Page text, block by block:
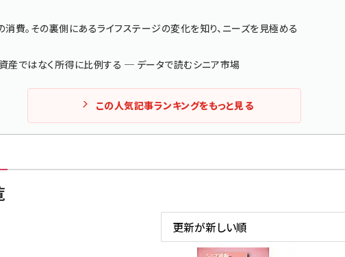
消費。その裏側にあるライフステージの変化を知り、ニーズを見極める
産ではなく所得に比例する ─ データで読むシニア市場
この人気記事ランキングをもっと見る